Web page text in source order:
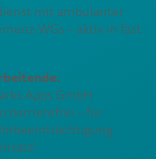
mit ambulanter
WGs – aktiv in fast
Apps GmbH
barrierefrei – für